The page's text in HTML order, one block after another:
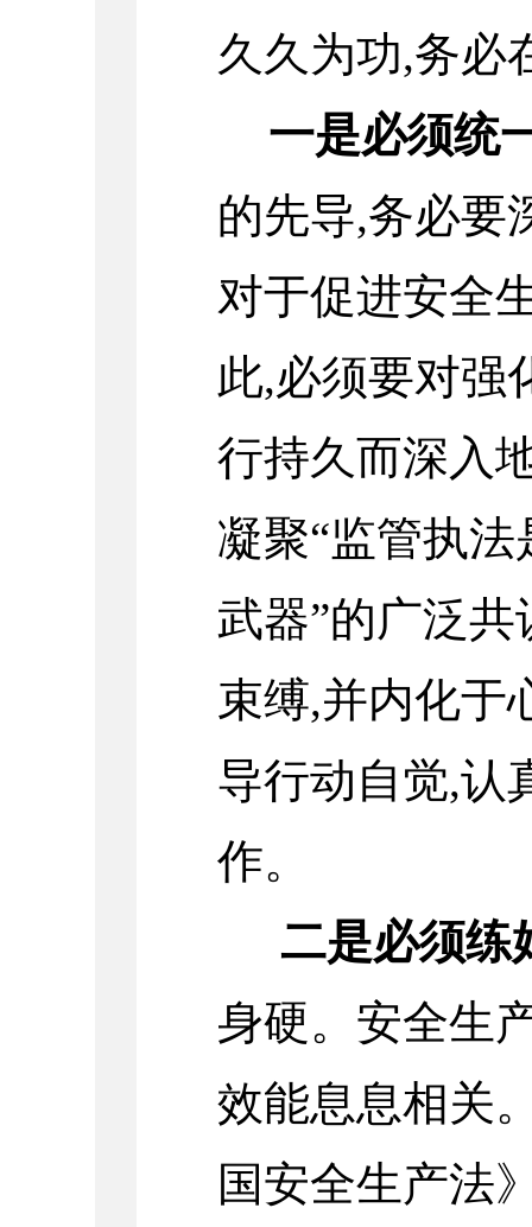
久久为功,务必
一是必须统
的先导,务必要
对于促进安全
此,必须要对强
行持久而深入
凝聚“监管执
武器”的广泛
束缚,并内化于
导行动自觉,认
作。
二是必须练
身硬。安全生
效能息息相关
国安全生产法